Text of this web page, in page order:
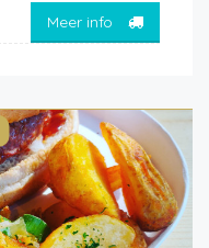
Meer info